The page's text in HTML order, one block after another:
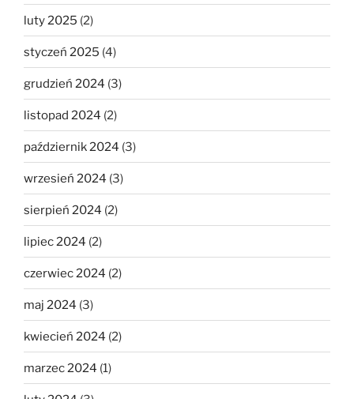
luty 2025 (2)
styczeń 2025 (4)
grudzień 2024 (3)
listopad 2024 (2)
październik 2024 (3)
wrzesień 2024 (3)
sierpień 2024 (2)
lipiec 2024 (2)
czerwiec 2024 (2)
maj 2024 (3)
kwiecień 2024 (2)
marzec 2024 (1)